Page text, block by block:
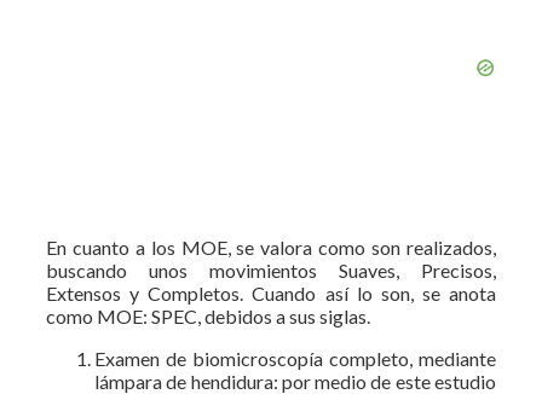
En cuanto a los MOE, se valora como son realizados,
buscando unos movimientos Suaves, Precisos,
Extensos y Completos. Cuando así lo son, se anota
como MOE: SPEC, debidos a sus siglas.
Examen de biomicroscopía completo, mediante
lámpara de hendidura: por medio de este estudio